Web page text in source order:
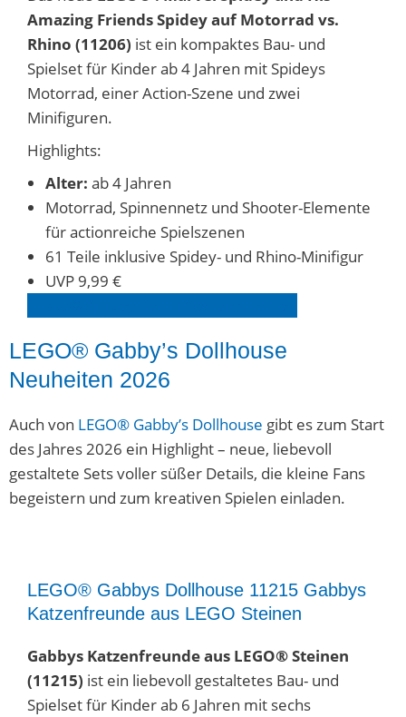
Amazing Friends Spidey auf Motorrad vs.
Rhino (11206) ist ein kompaktes Bau- und
Spielset für Kinder ab 4 Jahren mit Spideys
Motorrad, einer Action-Szene und zwei
Minifiguren.
Highlights:
Alter: ab 4 Jahren
Motorrad, Spinnennetz und Shooter-Elemente
für actionreiche Spielszenen
61 Teile inklusive Spidey- und Rhino-Minifigur
UVP 9,99 €
LEGO® Gabby’s Dollhouse
Neuheiten 2026
Auch von LEGO® Gabby’s Dollhouse gibt es zum Start
des Jahres 2026 ein Highlight – neue, liebevoll
gestaltete Sets voller süßer Details, die kleine Fans
begeistern und zum kreativen Spielen einladen.
LEGO® Gabbys Dollhouse 11215 Gabbys
Katzenfreunde aus LEGO Steinen
Gabbys Katzenfreunde aus LEGO® Steinen
(11215) ist ein liebevoll gestaltetes Bau- und
Spielset für Kinder ab 6 Jahren mit sechs